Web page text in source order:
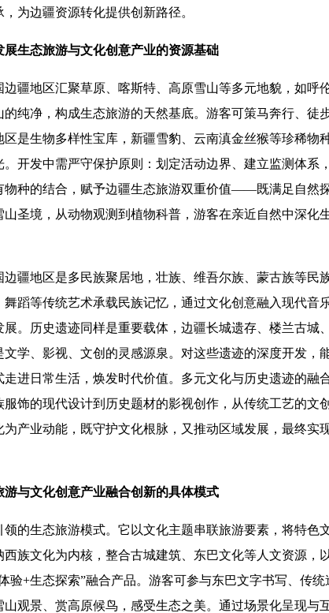
为边疆资源转化提供创新路径。
生态旅游与文化创意产业的资源基础
地区汇聚草原、喀斯特、高原雪山等多元地貌，如呼
纯净，构成生态旅游的天然基底。游客可策马奔行、徒
区是生物多样性宝库，新疆雪豹、云南滇金丝猴等珍稀物
开发中需严守保护原则：划定活动边界、建立监测体系
物种的结合，赋予边疆生态旅游双重价值——既满足自然
山圣境，从动物观测到植物科普，游客在亲近自然中深化
地区是多民族聚居地，壮族、维吾尔族、蒙古族等民
舞蹈等传统艺术承载民族记忆，通过文化创意融入现代音
。历史遗迹同样是重要载体，边疆长城遗存、楼兰古城
文学、影视、文创的灵感源泉。对这些遗迹的深度开发，
进日常生活，焕发时代价值。多元文化与历史遗迹的融
饰的现代设计到历史题材的影视创作，从传统工艺的文
产业动能，既守护文化根脉，又推动区域发展，最终实
游与文化创意产业融合创新的具体模式
生态旅游模式。它以文化主题串联旅游要素，将特色
族文化为内核，整合古城建筑、东巴文化等人文资源，
验+生态探索”融合产品。游客可参与东巴文字书写、传
观景、赏高原候鸟，感受生态之美。通过场景化呈现与